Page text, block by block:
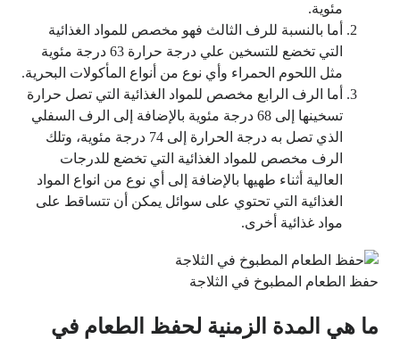
مئوية.
أما بالنسبة للرف الثالث فهو مخصص للمواد الغذائية
التي تخضع للتسخين علي درجة حرارة 63 درجة مئوية
مثل اللحوم الحمراء وأي نوع من أنواع المأكولات البحرية.
أما الرف الرابع مخصص للمواد الغذائية التي تصل حرارة
تسخينها إلى 68 درجة مئوية بالإضافة إلى الرف السفلي
الذي تصل به درجة الحرارة إلى 74 درجة مئوية، وتلك
الرف مخصص للمواد الغذائية التي تخضع للدرجات
العالية أثناء طهيها بالإضافة إلى أي نوع من انواع المواد
الغذائية التي تحتوي على سوائل يمكن أن تتساقط على
مواد غذائية أخرى.
حفظ الطعام المطبوخ في الثلاجة
ما هي المدة الزمنية لحفظ الطعام في